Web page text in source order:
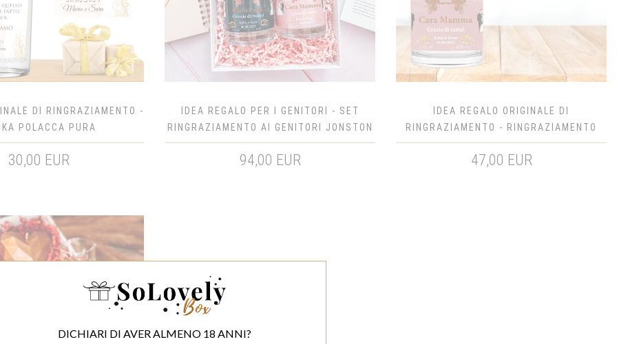
DICHIARI DI AVER ALMENO 18 ANNI?
DI RINGRAZIAMENTO -
POLACCA PURA
30,00 EUR
IDEA REGALO PER I GENITORI - SET
RINGRAZIAMENTO AI GENITORI JONSTON
HANDMADE DRY GIN & JONSTON
HIBISCUS INFUSED GIN
94,00 EUR
IDEA REGALO ORIGINALE DI
RINGRAZIAMENTO - RINGRAZIAMENTO
ALLA MADRE JONSTON HIBISCUS
INFUSED GIN
47,00 EUR